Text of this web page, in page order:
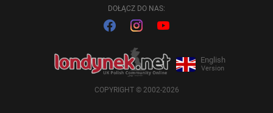
DOŁĄCZ DO NAS:
English
Version
COPYRIGHT © 2002-2026